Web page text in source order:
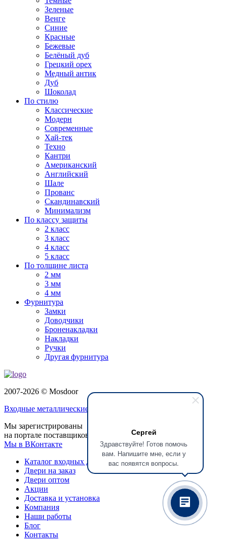
Сергей
Здравствуйте! Готов помочь
вам. Напишите мне, если у
вас появятся вопросы.
Зеленые
Венге
Синие
Красные
Бежевые
Белёный дуб
Грецкий орех
Медный антик
Дуб
Шоколад
По стилю
Классические
Модерн
Современные
Хай-тек
Техно
Кантри
Американский
Английский
Шале
Прованс
Скандинавский
Минимализм
По классу защиты
2 класс
3 класс
4 класс
5 класс
По толщине листа
2 мм
3 мм
4 мм
Фурнитура
Замки
Доводчики
Броненакладки
Накладки
Ручки
Другая фурнитура
2007-2026 © Mosdoor
Входные металлические двери
Мы зарегистрированы
на портале поставщиков
Мы в ВКонтакте
Каталог входных дверей
Двери на заказ
Двери оптом
Акции
Доставка и установка
Компания
Наши работы
Блог
Контакты